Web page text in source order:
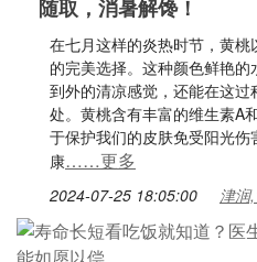
随取，消暑解馋！
在七月这样的炎热时节，黄
的完美选择。这种颜色鲜艳
到外的清凉感觉，还能在这
处。黄桃含有丰富的维生素A
于保护我们的皮肤免受阳光
康……更多
2024-07-25 18:05:00 津润